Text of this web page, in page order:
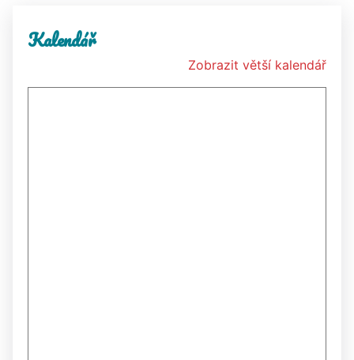
Kalendář
Zobrazit větší kalendář